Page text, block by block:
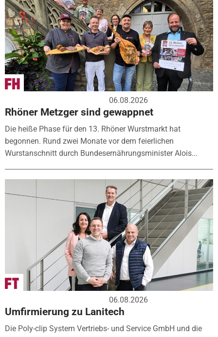
06.08.2026
Rhöner Metzger sind gewappnet
Die heiße Phase für den 13. Rhöner Wurstmarkt hat
begonnen. Rund zwei Monate vor dem feierlichen
Wurstanschnitt durch Bundesernährungsminister Alois...
06.08.2026
Umfirmierung zu Lanitech
Die Poly-clip System Vertriebs- und Service GmbH und die